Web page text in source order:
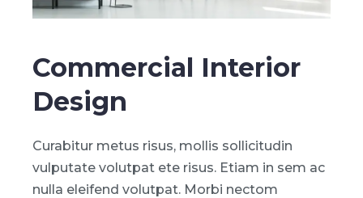
Commercial Interior
Design
Curabitur metus risus, mollis sollicitudin
vulputate volutpat ete risus. Etiam in sem ac
nulla eleifend volutpat. Morbi nectom